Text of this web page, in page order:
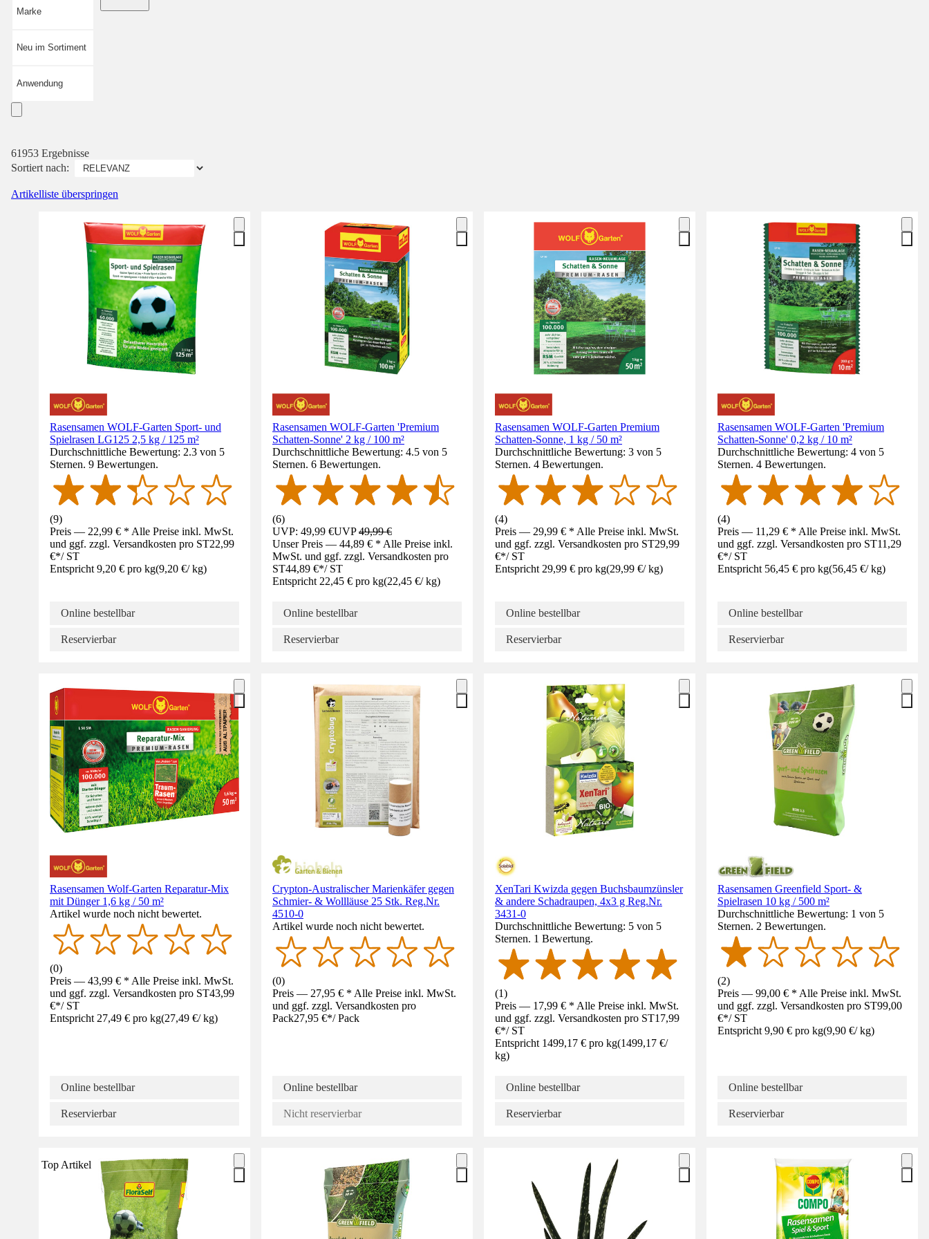
Marke
Neu im Sortiment
Anwendung
61953 Ergebnisse
Sortiert nach:
Artikelliste überspringen
Rasensamen WOLF-Garten Sport- und
Spielrasen LG125 2,5 kg / 125 m²
Durchschnittliche Bewertung: 2.3 von 5
Sternen. 9 Bewertungen.
(9)
Preis — 22,99 € * Alle Preise inkl. MwSt.
und ggf. zzgl. Versandkosten pro ST22,99
€*/ ST
Entspricht 9,20 € pro kg(9,20 €/ kg)
Online bestellbar
Reservierbar
Rasensamen WOLF-Garten 'Premium
Schatten-Sonne' 2 kg / 100 m²
Durchschnittliche Bewertung: 4.5 von 5
Sternen. 6 Bewertungen.
(6)
UVP: 49,99 €UVP49,99 €
Unser Preis — 44,89 € * Alle Preise inkl.
MwSt. und ggf. zzgl. Versandkosten pro
ST44,89 €*/ ST
Entspricht 22,45 € pro kg(22,45 €/ kg)
Online bestellbar
Reservierbar
Rasensamen WOLF-Garten Premium
Schatten-Sonne, 1 kg / 50 m²
Durchschnittliche Bewertung: 3 von 5
Sternen. 4 Bewertungen.
(4)
Preis — 29,99 € * Alle Preise inkl. MwSt.
und ggf. zzgl. Versandkosten pro ST29,99
€*/ ST
Entspricht 29,99 € pro kg(29,99 €/ kg)
Online bestellbar
Reservierbar
Rasensamen WOLF-Garten 'Premium
Schatten-Sonne' 0,2 kg / 10 m²
Durchschnittliche Bewertung: 4 von 5
Sternen. 4 Bewertungen.
(4)
Preis — 11,29 € * Alle Preise inkl. MwSt.
und ggf. zzgl. Versandkosten pro ST11,29
€*/ ST
Entspricht 56,45 € pro kg(56,45 €/ kg)
Online bestellbar
Reservierbar
Rasensamen Wolf-Garten Reparatur-Mix
mit Dünger 1,6 kg / 50 m²
Artikel wurde noch nicht bewertet.
(0)
Preis — 43,99 € * Alle Preise inkl. MwSt.
und ggf. zzgl. Versandkosten pro ST43,99
€*/ ST
Entspricht 27,49 € pro kg(27,49 €/ kg)
Online bestellbar
Reservierbar
Crypton-Australischer Marienkäfer gegen
Schmier- & Wollläuse 25 Stk. Reg.Nr.
4510-0
Artikel wurde noch nicht bewertet.
(0)
Preis — 27,95 € * Alle Preise inkl. MwSt.
und ggf. zzgl. Versandkosten pro
Pack27,95 €*/ Pack
Online bestellbar
Nicht reservierbar
XenTari Kwizda gegen Buchsbaumzünsler
& andere Schadraupen, 4x3 g Reg.Nr.
3431-0
Durchschnittliche Bewertung: 5 von 5
Sternen. 1 Bewertung.
(1)
Preis — 17,99 € * Alle Preise inkl. MwSt.
und ggf. zzgl. Versandkosten pro ST17,99
€*/ ST
Entspricht 1499,17 € pro kg(1499,17 €/
kg)
Online bestellbar
Reservierbar
Rasensamen Greenfield Sport- &
Spielrasen 10 kg / 500 m²
Durchschnittliche Bewertung: 1 von 5
Sternen. 2 Bewertungen.
(2)
Preis — 99,00 € * Alle Preise inkl. MwSt.
und ggf. zzgl. Versandkosten pro ST99,00
€*/ ST
Entspricht 9,90 € pro kg(9,90 €/ kg)
Online bestellbar
Reservierbar
Top Artikel